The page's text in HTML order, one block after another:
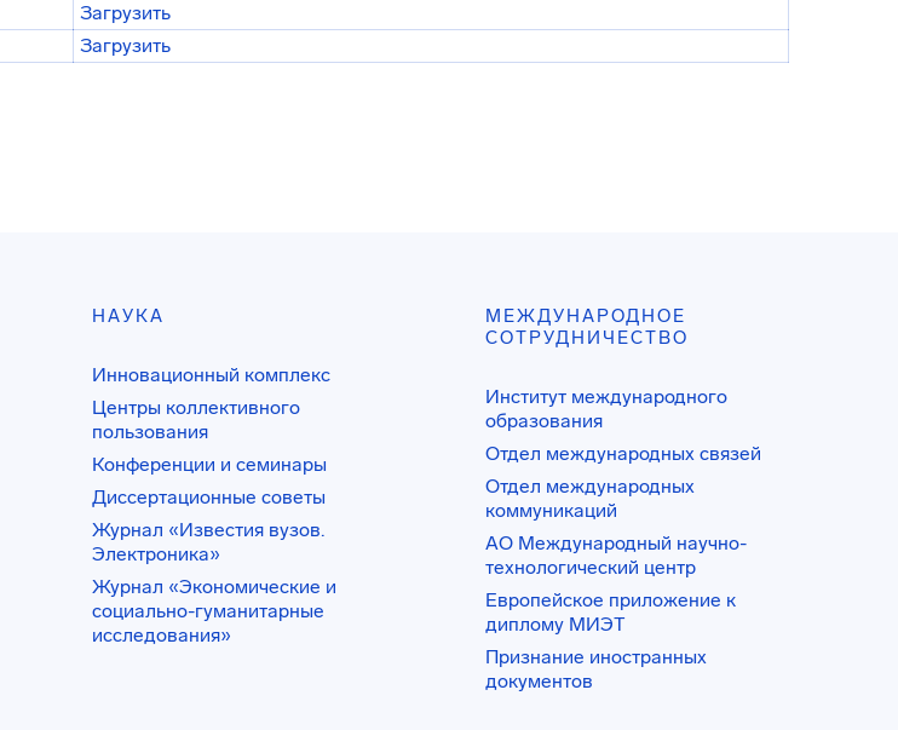
Загрузить
Загрузить
НАУКА
Инновационный комплекс
Центры коллективного
пользования
Конференции и семинары
Диссертационные советы
Журнал «Известия вузов.
Электроника»
Журнал «Экономические и
социально-гуманитарные
исследования»
МЕЖДУНАРОДНОЕ
СОТРУДНИЧЕСТВО
Институт международного
образования
Отдел международных связей
Отдел международных
коммуникаций
АО Международный научно-
технологический центр
Европейское приложение к
диплому МИЭТ
Признание иностранных
документов